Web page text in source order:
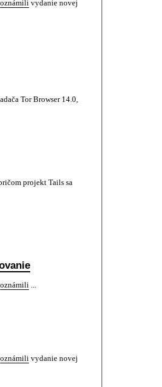
oznámili vydanie novej
Tor Browser 14.0,
projekt Tails sa
oznámili ...
oznámili vydanie novej